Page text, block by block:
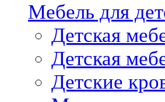
Мебель для
Детская
Детская
Детские